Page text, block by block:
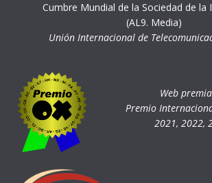
Cumbre Mundial de la Sociedad de la
(AL9. Media)
Unión Internacional de
Web
Premio
2021, 2022,